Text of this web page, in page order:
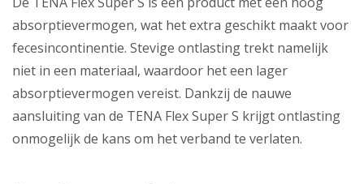
absorptievermogen, wat het extra geschikt maakt voor
fecesincontinentie. Stevige ontlasting trekt namelijk
niet in een materiaal, waardoor het een lager
absorptievermogen vereist. Dankzij de nauwe
aansluiting van de TENA Flex Super S krijgt ontlasting
onmogelijk de kans om het verband te verlaten.